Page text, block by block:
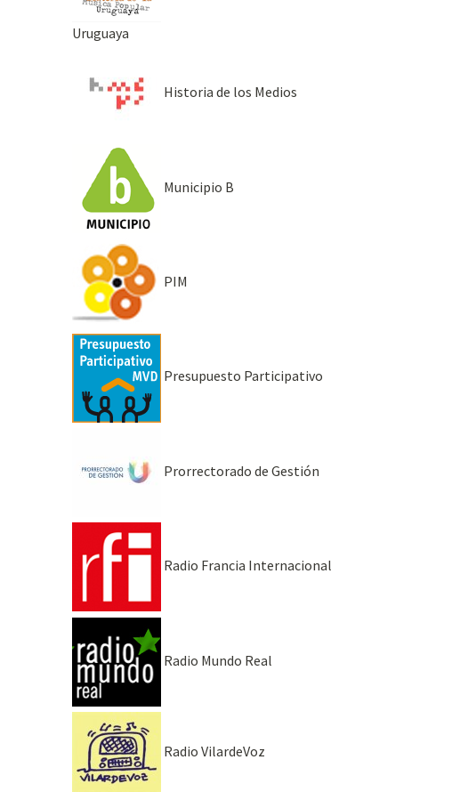
Uruguaya
Historia de los Medios
Municipio B
PIM
Presupuesto Participativo
Prorrectorado de Gestión
Radio Francia Internacional
Radio Mundo Real
Radio VilardeVoz